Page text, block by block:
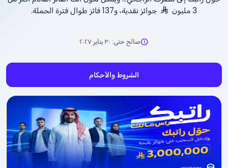
3 مليون
جوائز نقدية، و137 فائز طوال فترة الحملة.
صالح حتى: ٣٠ يناير ٢٠٢٧
الشروط والأحكام